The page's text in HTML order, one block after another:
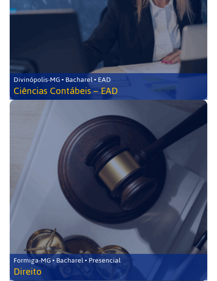
Divinópolis-MG • Bacharel • EAD
Ciências Contábeis – EAD
Formiga-MG • Bacharel • Presencial
Direito